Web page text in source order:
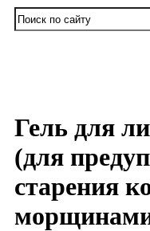
Гель для
(для
старения